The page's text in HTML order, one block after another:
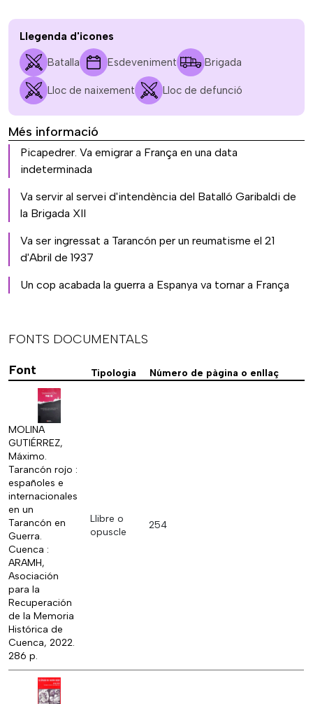
Llegenda d'icones
Batalla Esdeveniment Brigada
Lloc de naixement Lloc de defunció
Més informació
Picapedrer. Va emigrar a França en una data
indeterminada
Va servir al servei d'intendència del Batalló Garibaldi de
la Brigada XII
Va ser ingressat a Tarancón per un reumatisme el 21
d'Abril de 1937
Un cop acabada la guerra a Espanya va tornar a França
FONTS DOCUMENTALS
Font
Tipologia Número de pàgina o enllaç
MOLINA
GUTIÉRREZ,
Máximo.
Tarancón rojo :
españoles e
internacionales
en un
Tarancón en
Guerra.
Cuenca :
ARAMH,
Asociación
para la
Recuperación
de la Memoria
Histórica de
Cuenca, 2022.
286 p.
Llibre o
opuscle
254